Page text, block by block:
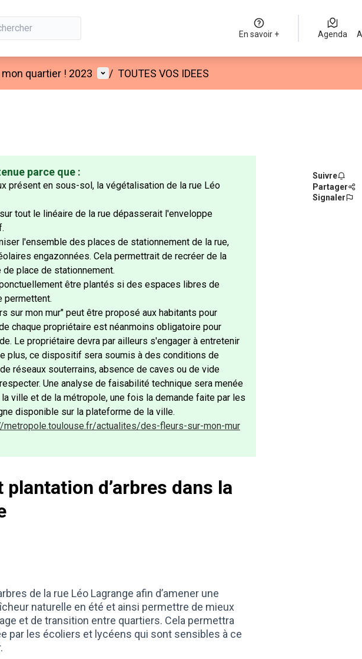
En savoir + Agenda
quartier ! 2023 Menu utilisateur
/ TOUTES VOS IDEES
parce que :
présent en sous-sol, la végétalisation de la rue Léo
tout le linéaire de la rue dépasserait l'enveloppe
l'ensemble des places de stationnement de la rue,
engazonnées. Cela permettrait de recréer de la
place de stationnement.
être plantés si des espaces libres de
permettent.
sur mon mur" peut être proposé aux habitants pour
chaque propriétaire est néanmoins obligatoire pour
Le propriétaire devra par ailleurs s'engager à entretenir
plus, ce dispositif sera soumis à des conditions de
réseaux souterrains, absence de caves ou de vide
Une analyse de faisabilité technique sera menée
ville et de la métropole, une fois la demande faite par les
disponible sur la plateforme de la ville.
metropole.toulouse.fr/actualites/des-fleurs-sur-mon-mur
d’arbres dans la
de la rue Léo Lagrange afin d’amener une
naturelle en été et ainsi permettre de mieux
et de transition entre quartiers. Cela permettra
par les écoliers et lycéens qui sont sensibles à ce
Suivre
Partager
Signaler